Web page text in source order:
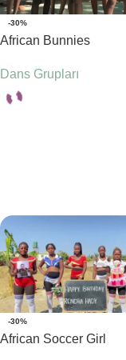
-30%
African Bunnies
Dans Grupları
-30%
African Soccer Girl